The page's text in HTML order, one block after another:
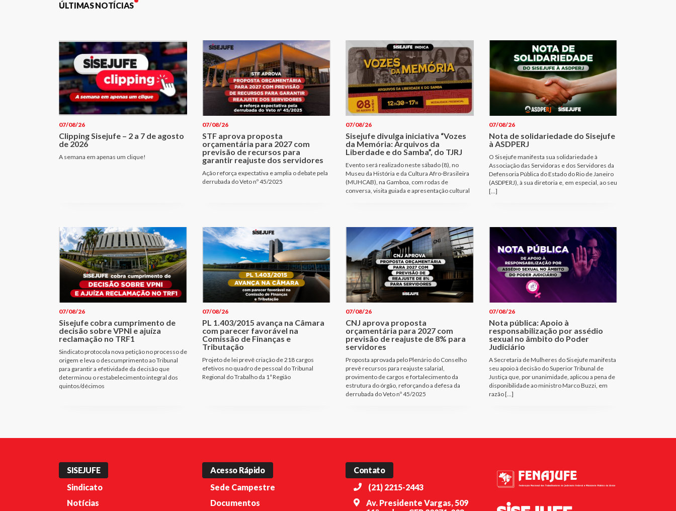
ÚLTIMAS NOTÍCIAS
07/08/26
Clipping Sisejufe – 2 a 7 de agosto
de 2026
A semana em apenas um clique!
07/08/26
STF aprova proposta
orçamentária para 2027 com
previsão de recursos para
garantir reajuste dos servidores
Ação reforça expectativa e amplia o debate pela
derrubada do Veto nº 45/2025
07/08/26
Sisejufe divulga iniciativa “Vozes
da Memória: Arquivos da
Liberdade e do Samba”, do TJRJ
Evento será realizado neste sábado (8), no
Museu da História e da Cultura Afro-Brasileira
(MUHCAB), na Gamboa, com rodas de
conversa, visita guiada e apresentação cultural
07/08/26
Nota de solidariedade do Sisejufe
à ASDPERJ
O Sisejufe manifesta sua solidariedade à
Associação das Servidoras e dos Servidores da
Defensoria Pública do Estado do Rio de Janeiro
(ASDPERJ), à sua diretoria e, em especial, ao seu
[…]
07/08/26
Sisejufe cobra cumprimento de
decisão sobre VPNI e ajuíza
reclamação no TRF1
Sindicato protocola nova petição no processo de
origem e leva o descumprimento ao Tribunal
para garantir a efetividade da decisão que
determinou o restabelecimento integral dos
quintos/décimos
07/08/26
PL 1.403/2015 avança na Câmara
com parecer favorável na
Comissão de Finanças e
Tributação
Projeto de lei prevê criação de 218 cargos
efetivos no quadro de pessoal do Tribunal
Regional do Trabalho da 1ª Região
07/08/26
CNJ aprova proposta
orçamentária para 2027 com
previsão de reajuste de 8% para
servidores
Proposta aprovada pelo Plenário do Conselho
prevê recursos para reajuste salarial,
provimento de cargos e fortalecimento da
estrutura do órgão, reforçando a defesa da
derrubada do Veto nº 45/2025
07/08/26
Nota pública: Apoio à
responsabilização por assédio
sexual no âmbito do Poder
Judiciário
A Secretaria de Mulheres do Sisejufe manifesta
seu apoio à decisão do Superior Tribunal de
Justiça que, por unanimidade, aplicou a pena de
disponibilidade ao ministro Marco Buzzi, em
razão […]
SISEJUFE
Sindicato
Notícias
Acesso Rápido
Sede Campestre
Documentos
Contato
(21) 2215-2443
Av. Presidente Vargas, 509